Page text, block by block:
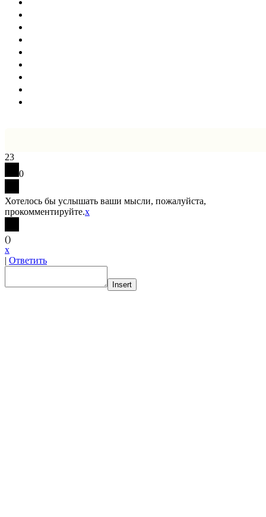
23
0
Хотелось бы услышать ваши мысли, пожалуйста,
прокомментируйте.x
()
x
| Ответить
Insert